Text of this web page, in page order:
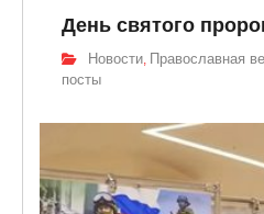
День святого
Новости Православная
посты